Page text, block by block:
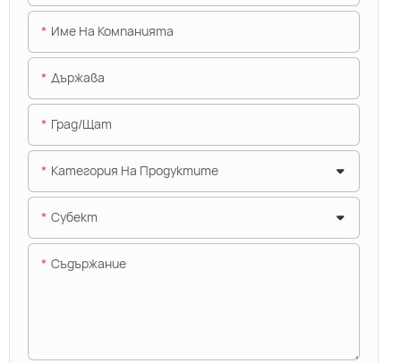
Име На Компанията
Държава
Град/щат
Категория На Продуктите
Субект
Съдържание